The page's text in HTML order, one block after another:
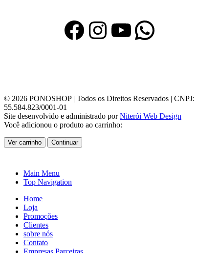
Facebook
Instagram
Youtube
© 2026 PONOSHOP | Todos os Direitos Reservados | CNPJ:
55.584.823/0001-01
Site desenvolvido e administrado porNiterói Web Design
Você adicionou o produto ao carrinho:
Ver carrinho Continuar
Main Menu
Top Navigation
Home
Loja
Promoções
Clientes
sobre nós
Contato
Empresas Parceiras